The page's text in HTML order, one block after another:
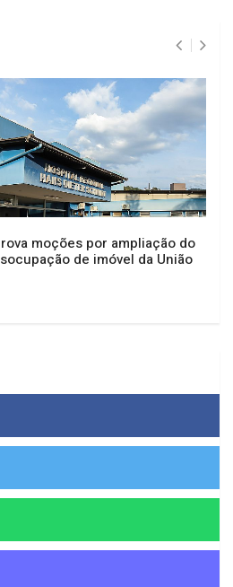
moções por ampliação do
de imóvel da União